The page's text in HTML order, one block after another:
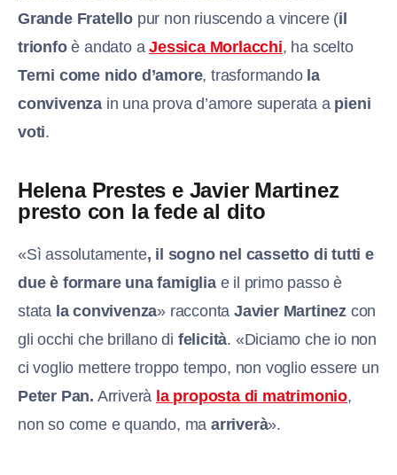
Grande Fratello pur non riuscendo a vincere (il
trionfoè andato aJessica Morlacchi, ha scelto
Terni come nido d’amore, trasformando la
convivenza in una prova d’amore superata a pieni
voti.
Helena Prestes e Javier Martinez
presto con la fede al dito
«Sì assolutamente, il sogno nel cassetto di tutti e
due è formare una famigliae il primo passo è
stata la convivenza» raccontaJavier Martinez con
gli occhi che brillano di felicità. «Diciamo che io non
ci voglio mettere troppo tempo, non voglio essere un
Peter Pan. Arriverà la proposta di matrimonio,
non so come e quando, maarriverà».